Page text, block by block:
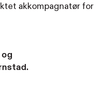
akkompagnatør for